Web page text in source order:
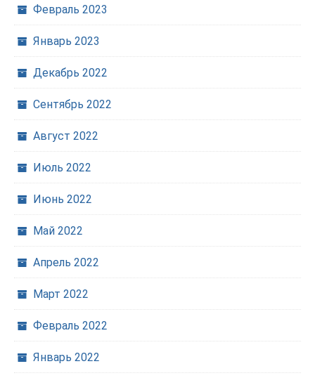
Февраль 2023
Январь 2023
Декабрь 2022
Сентябрь 2022
Август 2022
Июль 2022
Июнь 2022
Май 2022
Апрель 2022
Март 2022
Февраль 2022
Январь 2022